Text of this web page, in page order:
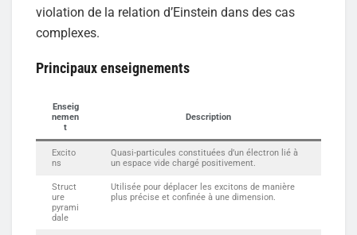
violation de la relation d’Einstein dans des cas
complexes.
Principaux enseignements
Enseig
nemen
t
Description
Excito
ns
Quasi-particules constituées d’un électron lié à
un espace vide chargé positivement.
Struct
ure
pyrami
dale
Utilisée pour déplacer les excitons de manière
plus précise et confinée à une dimension.